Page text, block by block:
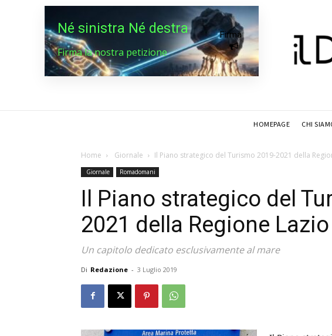
Né sinistra Né destra
Firma la nostra petizione
Firma
HOMEPAGE CHI
Home Giornale Il Piano strategico del Turismo 2019-2021 della
Giornale Romadomani
Il Piano strategico del
2021 della Regione Lazio
Un capitolo dedicato esclusivamente al mare
Di Redazione - 3 Luglio 2019